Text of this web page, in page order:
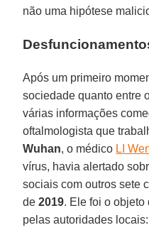
não uma hipótese
Após um primeiro
sociedade quanto entre
várias informações
oftalmologista que
Wuhan, o médico LI
vírus, havia alertado
sociais com outros sete
de2019. Ele foi o objeto
pelas autoridades